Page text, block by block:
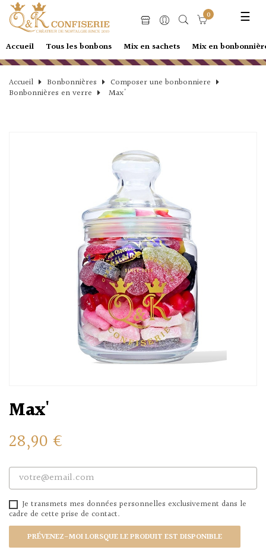
☰
0
Accueil Tous les bonbons Mix en sachets Mix en
Accueil Bonbonnières
Composer une bonbonniere
Bonbonnières en verre
Max'
Max'
28,90 €
Je transmets mes données personnelles exclusivement dans le
cadre de cette prise de contact.
PRÉVENEZ-MOI LORSQUE LE PRODUIT EST DISPONIBLE